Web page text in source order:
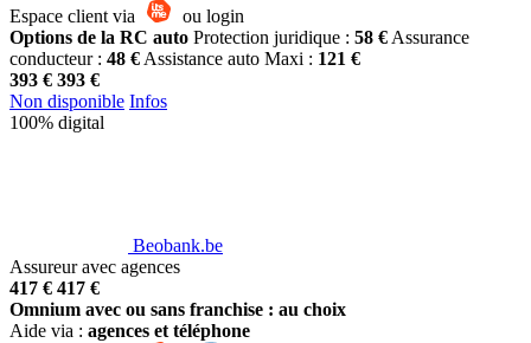
Espace client via
ou login
Options de la RC auto Protection juridique : 58 € Assurance
conducteur : 48 € Assistance auto Maxi : 121 €
393 € 393 €
Non disponible Infos
100% digital
Beobank.be
Assureur avec agences
417 € 417 €
Omnium avec ou sans franchise : au choix
Aide via : agences et téléphone